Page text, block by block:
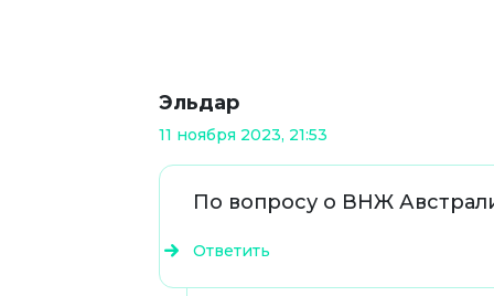
Эльдар
11 ноября 2023, 21:53
По вопросу о ВНЖ
Ответить